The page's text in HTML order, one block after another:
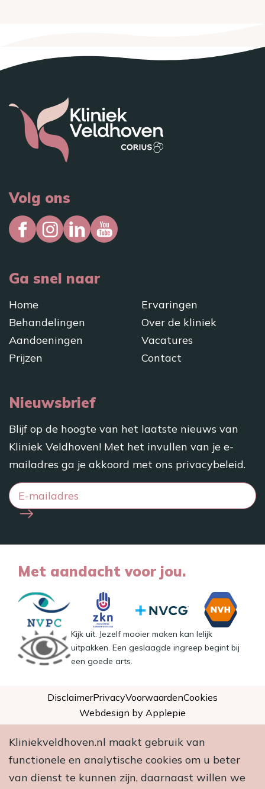
Volg ons
Ga snel naar
Home
Behandelingen
Aandoeningen
Prijzen
Ervaringen
Over de kliniek
Vacatures
Contact
Nieuwsbrief
Blijf op de hoogte van het laatste nieuws van
Kliniek Veldhoven! Met het invullen van je e-
mailadres ga je akkoord met ons privacybeleid.
Met aandacht voor jou.
Kijk uit. Jezelf mooier maken kan lelijk
uitpakken. Een geslaagde ingreep begint bij
een goede arts.
DisclaimerPrivacyVoorwaardenCookies
Webdesign by Applepie
Kliniekveldhoven.nl maakt gebruik van
functionele en analytische cookies om u beter
van dienst te kunnen zijn, daarnaast willen we